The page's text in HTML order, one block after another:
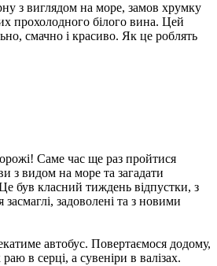
з виглядом на море, замов хрумку
прохолодного білого вина. Цей
смачно і красиво. Як це роблять
Саме час ще раз пройтися
з видом на море та загадати
був класний тиждень відпустки, з
засмаглі, задоволені та з новими
автобус. Повертаємося додому,
в серці, а сувеніри в валізах.